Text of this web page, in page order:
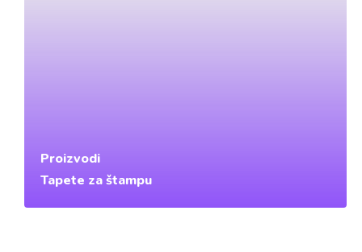
Proizvodi
Tapete za štampu